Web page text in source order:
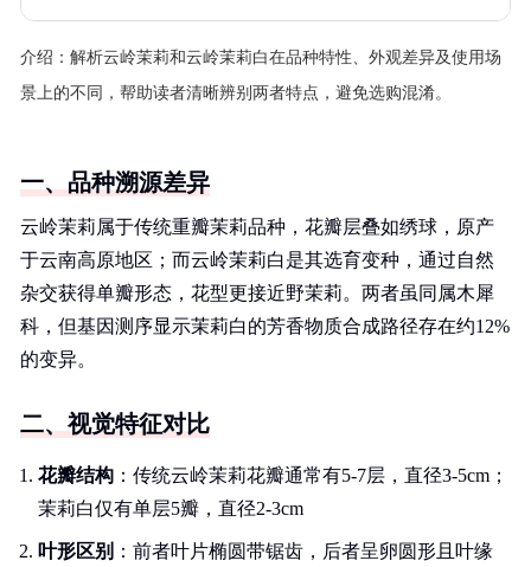
介绍： 解析云岭茉莉和云岭茉莉白在品种特性、外观差异及使用场
景上的不同，帮助读者清晰辨别两者特点，避免选购混淆。
一、品种溯源差异
云岭茉莉属于传统重瓣茉莉品种，花瓣层叠如绣球，原产
于云南高原地区；而云岭茉莉白是其选育变种，通过自然
杂交获得单瓣形态，花型更接近野茉莉。两者虽同属木犀
科，但基因测序显示茉莉白的芳香物质合成路径存在约12%
的变异。
二、视觉特征对比
花瓣结构 ：传统云岭茉莉花瓣通常有5-7层，直径3-5cm；
茉莉白仅有单层5瓣，直径2-3cm
叶形区别 ：前者叶片椭圆带锯齿，后者呈卵圆形且叶缘